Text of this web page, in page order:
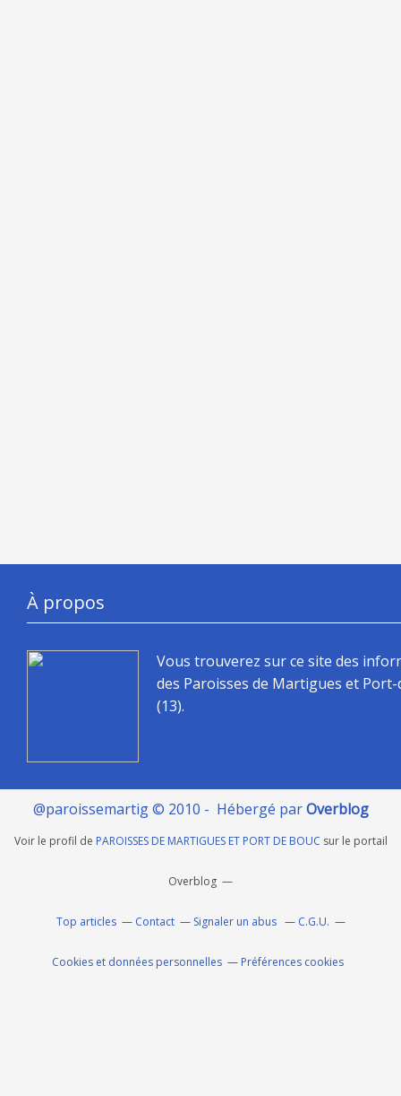
À propos
Vous trouverez sur ce site des
des Paroisses de Martigues et
(13).
@paroissemartig © 2010 - Hébergé parOverblog
Voir le profil de PAROISSES DE MARTIGUES ET PORT DE BOUC sur le portail
Overblog
Top articles Contact Signaler un abus C.G.U.
Cookies et données personnelles Préférences cookies